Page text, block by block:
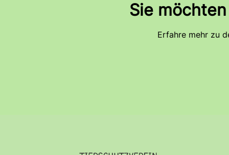
Immer wieder erreichen uns Anrufe über streunende Katzen
die Katze zu einem Haushalt gehört und als Freigänger
Sie
Erfahre mehr zu